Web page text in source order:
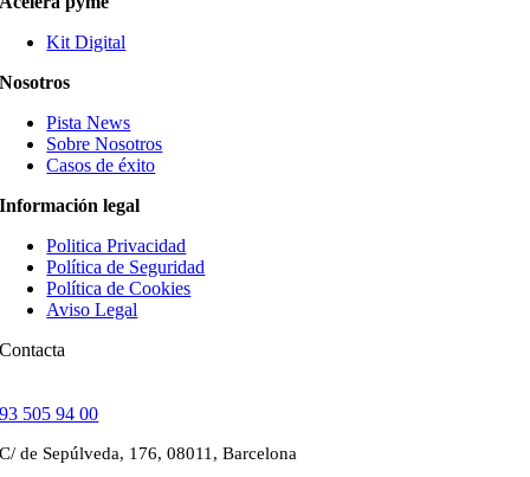
Kit Digital
Nosotros
Pista News
Sobre Nosotros
Casos de éxito
Información legal
Politica Privacidad
Política de Seguridad
Política de Cookies
Aviso Legal
Contacta
93 505 94 00
C/ de Sepúlveda, 176, 08011, Barcelona